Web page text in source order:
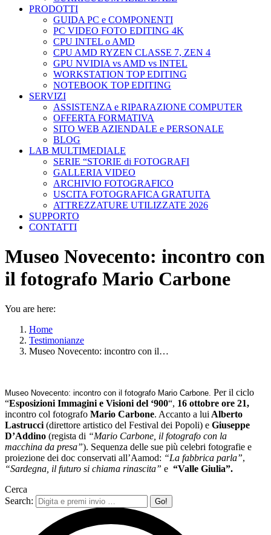
PRODOTTI
GUIDA PC e COMPONENTI
PC VIDEO FOTO EDITING 4K
CPU INTEL o AMD
CPU AMD RYZEN CLASSE 7, ZEN 4
GPU NVIDIA vs AMD vs INTEL
WORKSTATION TOP EDITING
NOTEBOOK TOP EDITING
SERVIZI
ASSISTENZA e RIPARAZIONE COMPUTER
OFFERTA FORMATIVA
SITO WEB AZIENDALE e PERSONALE
BLOG
LAB MULTIMEDIALE
SERIE “STORIE di FOTOGRAFI
GALLERIA VIDEO
ARCHIVIO FOTOGRAFICO
USCITA FOTOGRAFICA GRATUITA
ATTREZZATURE UTILIZZATE 2026
SUPPORTO
CONTATTI
Museo Novecento: incontro con
il fotografo Mario Carbone
You are here:
Home
Testimonianze
Museo Novecento: incontro con il…
Museo Novecento: incontro con il fotografo Mario Carbone. Per il ciclo
“Esposizioni Immagini e Visioni del ‘900“, 16 ottobre ore 21,
incontro col fotografo Mario Carbone. Accanto a lui Alberto
Lastrucci (direttore artistico del Festival dei Popoli) e Giuseppe
D’Addino (regista di “Mario Carbone, il fotografo con la
macchina da presa”). Sequenza delle sue più celebri fotografie e
proiezione dei doc conservati all’Aamod: “La fabbrica parla”,
“Sardegna, il futuro si chiama rinascita” e “Valle Giulia”.
Cerca
Search: